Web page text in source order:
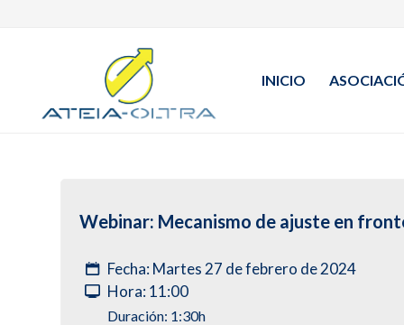
INICIO
Webinar: Mecanismo de ajuste en
Fecha: Martes 27 de febrero de 2024
Hora: 11:00
Duración: 1:30h